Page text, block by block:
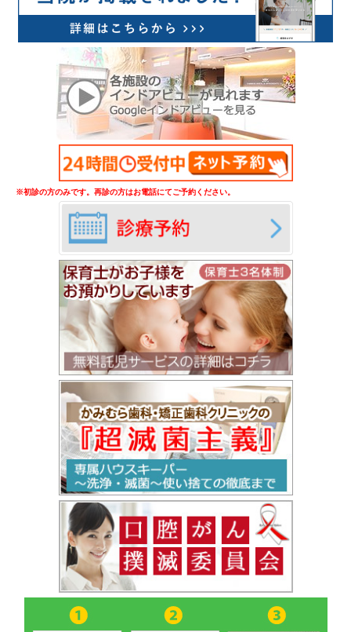
※初診の方のみです。再診の方はお電話にてご予約ください。